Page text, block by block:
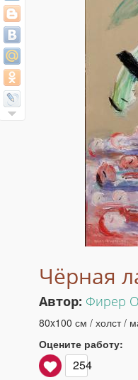
Чёрная
Автор: Фирер
80x100 см / холст /
Оцените работу:
254